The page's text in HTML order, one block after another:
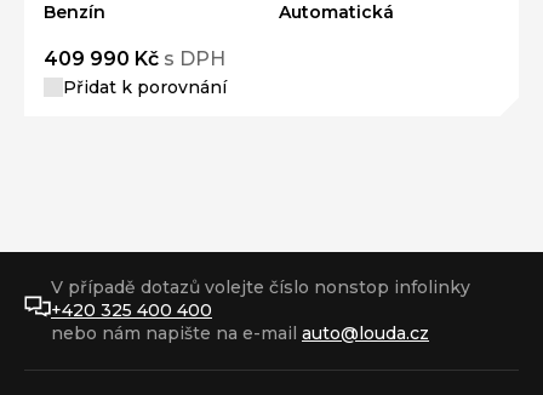
Benzín
Automatická
409 990 Kč s DPH
Přidat k porovnání
V případě dotazů volejte číslo nonstop infolinky
+420 325 400 400
nebo nám napište na e-mail auto@louda.cz